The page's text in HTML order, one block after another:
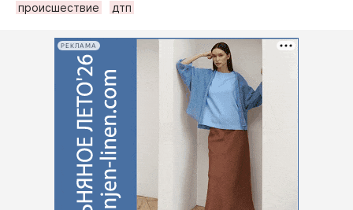
происшествие
дтп
РЕКЛАМА